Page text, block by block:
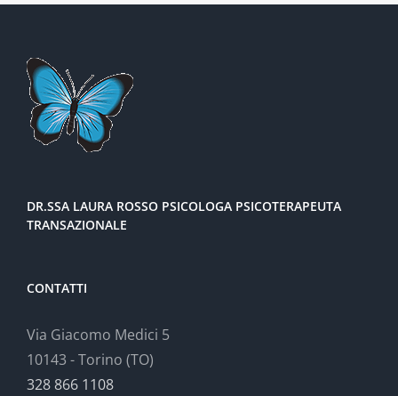
DR.SSA LAURA ROSSO PSICOLOGA PSICOTERAPEUTA
TRANSAZIONALE
CONTATTI
Via Giacomo Medici 5
10143 - Torino (TO)
328 866 1108